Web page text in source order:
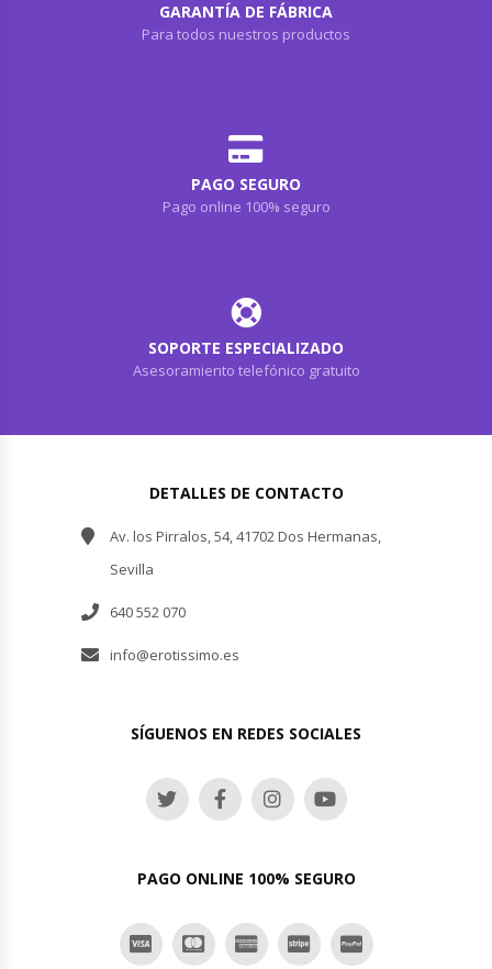
GARANTÍA DE FÁBRICA
Para todos nuestros productos
PAGO SEGURO
Pago online 100% seguro
SOPORTE ESPECIALIZADO
Asesoramiento telefónico gratuito
DETALLES DE CONTACTO
Av. los Pirralos, 54, 41702 Dos Hermanas,
Sevilla
640 552 070
info@erotissimo.es
SÍGUENOS EN REDES SOCIALES
PAGO ONLINE 100% SEGURO